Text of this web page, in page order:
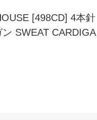
[498CD] 4本針
SWEAT CARDIGA